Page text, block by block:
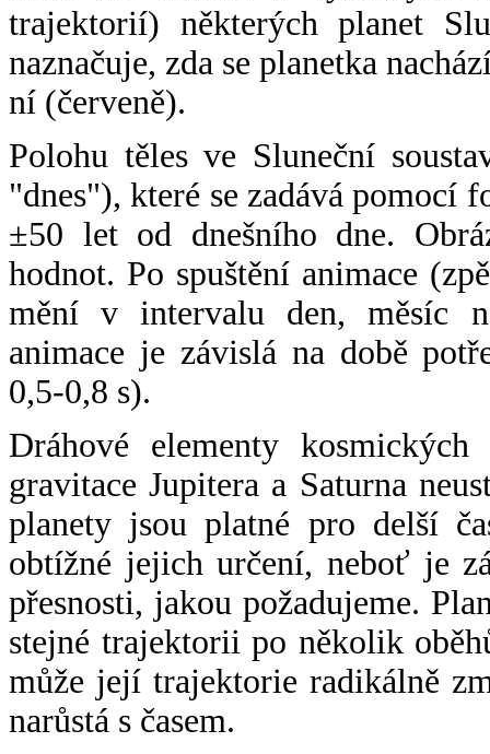
trajektorií) některých planet
naznačuje, zda se planetka
ní (červeně).
Polohu těles ve Sluneční
"dnes"), které se zadává pomocí
±50 let od dnešního dne.
hodnot. Po spuštění animace
mění v intervalu den, měsíc
animace je závislá na době
0,5-0,8 s).
Dráhové elementy
gravitace Jupitera a Saturna
planety jsou platné pro delší
obtížné jejich určení, neboť je
přesnosti, jakou požadujeme.
stejné trajektorii po několik
může její trajektorie radikálně
narůstá s časem.